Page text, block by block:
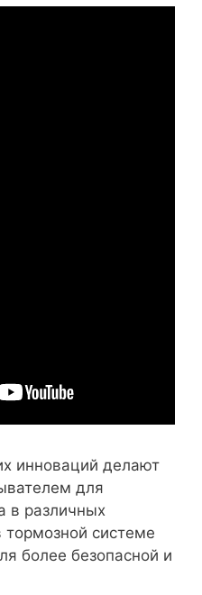
инноваций делают
для
в различных
системе
более безопасной и